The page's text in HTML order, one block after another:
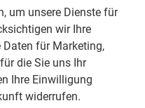
um unsere Dienste für
wir Ihre
für Marketing,
die Sie uns Ihr
Ihre Einwilligung
widerrufen.